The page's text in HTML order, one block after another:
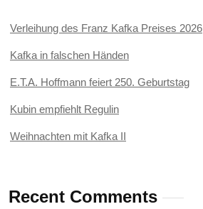
Verleihung des Franz Kafka Preises 2026
Kafka in falschen Händen
E.T.A. Hoffmann feiert 250. Geburtstag
Kubin empfiehlt Regulin
Weihnachten mit Kafka II
Recent Comments